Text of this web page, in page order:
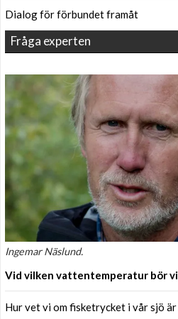
Dialog för förbundet framåt
Fråga experten
Ingemar Näslund.
Vid vilken vattentemperatur bör vi
Hur vet vi om fisketrycket i vår sjö